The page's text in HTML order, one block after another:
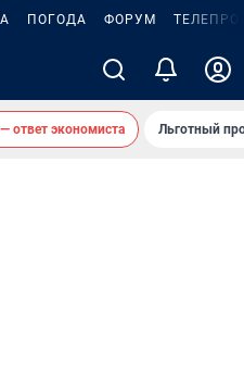
ПОГОДА ФОРУМ
ответ экономиста Льготный